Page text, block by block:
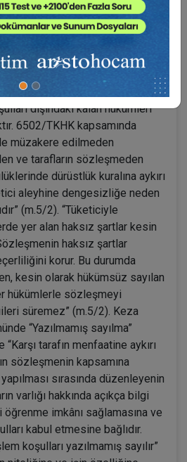
hukuk düzenine, kanuna, ahlâka
dönük temayülüne ve
geçersizliğine
şartlarda olduğu üzere,
yazılmamış sayılan haksız şart
dışındaki kalan hükümleri
6502/TKHK kapsamında
müzakere edilmeden
ve tarafların sözleşmeden
dürüstlük kuralına aykırı
aleyhine dengesizliğe neden
(m.5/2). “Tüketiciyle
yer alan haksız şartlar kesin
haksız şartlar
korur. Bu durumda
kesin olarak hükümsüz sayılan
hükümlerle sözleşmeyi
süremez” (m.5/2). Keza
“Yazılmamış sayılma”
tarafın menfaatine aykırı
sözleşmenin kapsamına
sırasında düzenleyenin
varlığı hakkında açıkça bilgi
imkânı sağlamasına ve
kabul etmesine bağlıdır.
koşulları yazılmamış sayılır”